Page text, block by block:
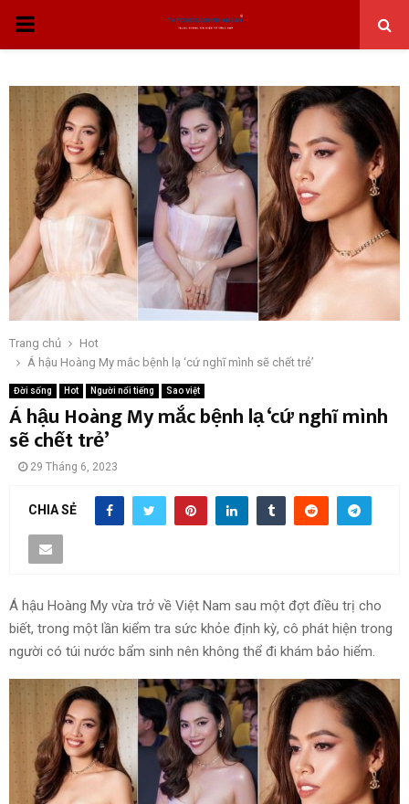
THỰC
CHÍNH
Trang chủ
Hot
Á hậu Hoàng My mắc bệnh lạ ‘cứ nghĩ mình sẽ chết trẻ’
Đời sống Hot Người nổi tiếng Sao việt
Á hậu Hoàng My mắc bệnh lạ ‘cứ nghĩ mình
sẽ chết trẻ’
29 Tháng 6, 2023
CHIA SẺ
Á hậu Hoàng My vừa trở về Việt Nam sau một đợt điều trị cho
biết, trong một lần kiểm tra sức khỏe định kỳ, cô phát hiện trong
người có túi nước bẩm sinh nên không thể đi khám bảo hiểm.